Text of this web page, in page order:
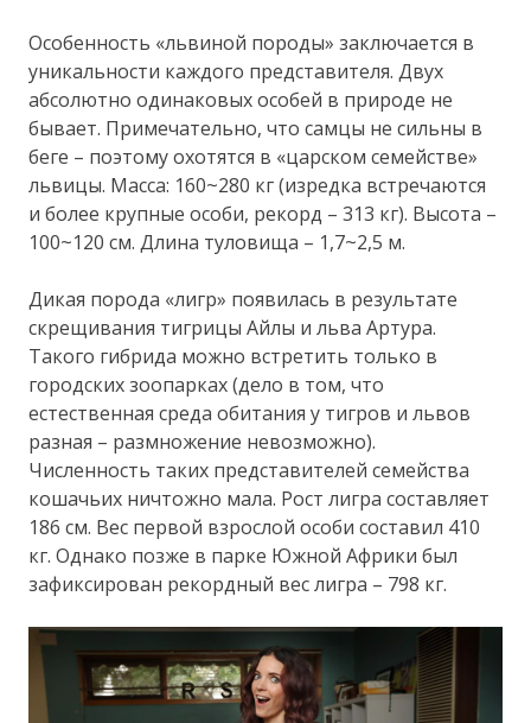
Особенность «львиной породы» заключается в
уникальности каждого представителя. Двух
абсолютно одинаковых особей в природе не
бывает. Примечательно, что самцы не сильны в
беге – поэтому охотятся в «царском семействе»
львицы. Масса: 160~280 кг (изредка встречаются
и более крупные особи, рекорд – 313 кг). Высота –
100~120 см. Длина туловища – 1,7~2,5 м.
Дикая порода «лигр» появилась в результате
скрещивания тигрицы Айлы и льва Артура.
Такого гибрида можно встретить только в
городских зоопарках (дело в том, что
естественная среда обитания у тигров и львов
разная – размножение невозможно).
Численность таких представителей семейства
кошачьих ничтожно мала. Рост лигра составляет
186 см. Вес первой взрослой особи составил 410
кг. Однако позже в парке Южной Африки был
зафиксирован рекордный вес лигра – 798 кг.